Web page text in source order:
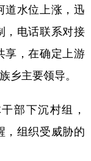
道水位上涨，迅
，电话联系对接
享，在确定上游
乡主要领导。
部下沉村组，
，组织受威胁的